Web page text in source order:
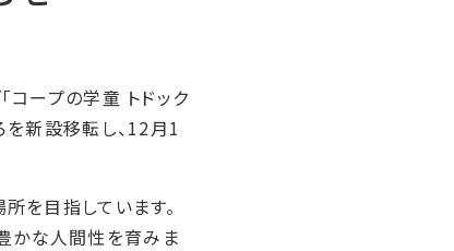
コープの学童 トドック
を新設移転し、12月1
所を目指しています。
かな人間性を育みま